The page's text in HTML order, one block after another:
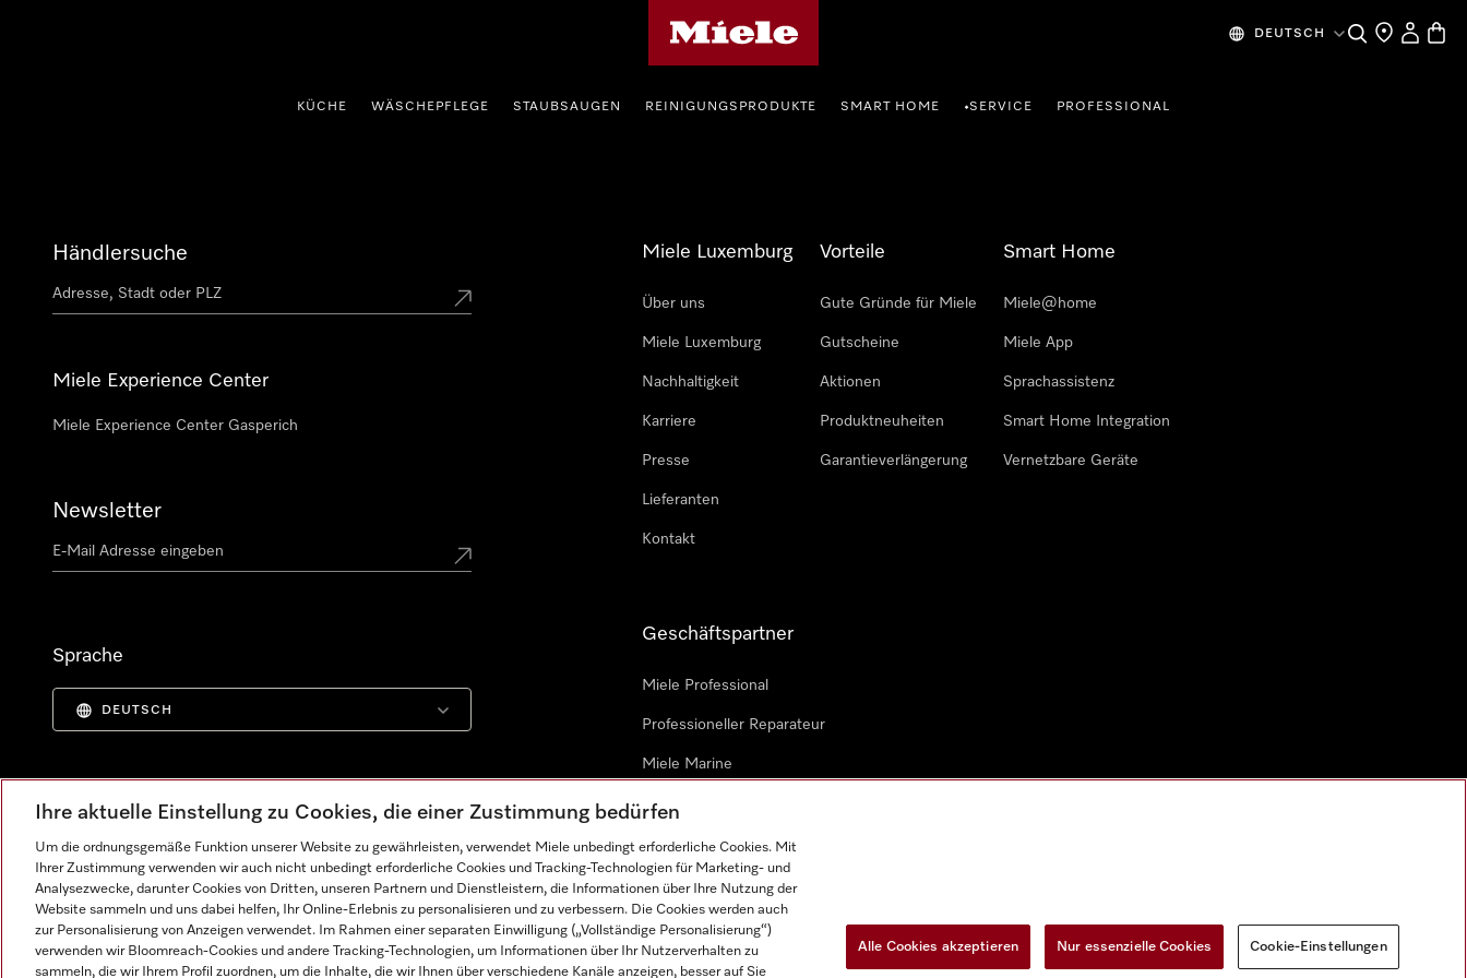
DEUTSCH SucheHändlersuche
KÜCHE WÄSCHEPFLEGE STAUBSAUGEN REINIGUNGSPRODUKTE SMART HOME •SERVICE PROFESSIONAL
Händlersuche
Miele Experience Center
Miele Experience Center Gasperich
Newsletter
Sprache
DEUTSCH
Miele Luxemburg
Über uns
Miele Luxemburg
Nachhaltigkeit
Karriere
Presse
Lieferanten
Kontakt
Vorteile
Gute Gründe für Miele
Gutscheine
Aktionen
Produktneuheiten
Garantieverlängerung
Smart Home
Miele@home
Miele App
Sprachassistenz
Smart Home Integration
Vernetzbare Geräte
Geschäftspartner
Miele Professional
Professioneller Reparateur
Miele Marine
Architekten & Bauträger
Impressum AGB Datenschutz Nutzungsbedingungen Barrièrefreiheetserklärung Gesetzen über digitale Dienste Widerrufsformular Cookie-Einstellungen
Ihre aktuelle Einstellung zu Cookies, die einer Zustimmung bedürfen
Um die ordnungsgemäße Funktion unserer Website zu gewährleisten, verwendet Miele unbedingt erforderliche Cookies. Mit
Ihrer Zustimmung verwenden wir auch nicht unbedingt erforderliche Cookies und Tracking-Technologien für Marketing- und
Analysezwecke, darunter Cookies von Dritten, unseren Partnern und Dienstleistern, die Informationen über Ihre Nutzung der
Website sammeln und uns dabei helfen, Ihr Online-Erlebnis zu personalisieren und zu verbessern. Die Cookies werden auch
zur Personalisierung von Anzeigen verwendet. Im Rahmen einer separaten Einwilligung („Vollständige Personalisierung“)
verwenden wir Bloomreach-Cookies und andere Tracking-Technologien, um Informationen über Ihr Nutzerverhalten zu
sammeln, die wir Ihrem Profil zuordnen, um die Inhalte, die wir Ihnen über verschiedene Kanäle anzeigen, besser auf Sie
Alle Cookies akzeptieren Nur essenzielle Cookies Cookie-Einstellungen